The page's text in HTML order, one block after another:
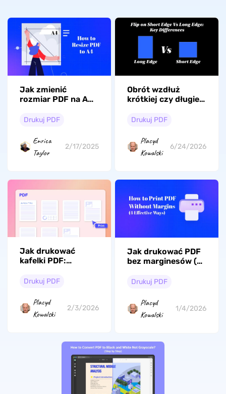
Jak zmienić
rozmiar PDF na A4?
przewodnik krok po
Drukuj PDF
Enrica
Taylor
2/17/2025
Obrót wzdłuż
krótkiej czy długiej
wybrać?
Drukuj PDF
Placyd
Kowalski
6/24/2026
Jak drukować
kafelki PDF:
przewodnik po
plakatu
Drukuj PDF
Placyd
Kowalski
2/3/2026
Jak drukować PDF
bez marginesów (4
sposoby)
Drukuj PDF
Placyd
Kowalski
1/4/2026